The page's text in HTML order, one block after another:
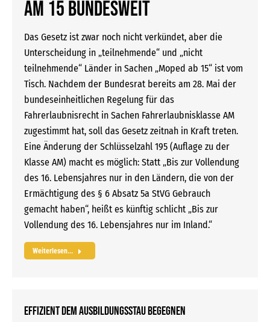
AM 15 bundesweit
Das Gesetz ist zwar noch nicht verkündet, aber die
Unterscheidung in „teilnehmende“ und „nicht
teilnehmende“ Länder in Sachen „Moped ab 15“ ist vom
Tisch. Nachdem der Bundesrat bereits am 28. Mai der
bundeseinheitlichen Regelung für das
Fahrerlaubnisrecht in Sachen Fahrerlaubnisklasse AM
zugestimmt hat, soll das Gesetz zeitnah in Kraft treten.
Eine Änderung der Schlüsselzahl 195 (Auflage zu der
Klasse AM) macht es möglich: Statt „Bis zur Vollendung
des 16. Lebensjahres nur in den Ländern, die von der
Ermächtigung des § 6 Absatz 5a StVG Gebrauch
gemacht haben“, heißt es künftig schlicht „Bis zur
Vollendung des 16. Lebensjahres nur im Inland.“
Weiterlesen...
Effizient dem Ausbildungsstau begegnen